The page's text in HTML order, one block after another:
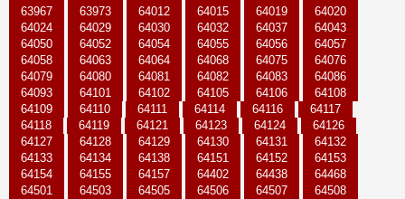
63967
63973 64012 64015 64019
64020
64024
64029 64030 64032 64037
64043
64050
64052 64054 64055 64056
64057
64058
64063 64064 64068 64075
64076
64079
64080 64081 64082 64083
64086
64093
64101 64102 64105 64106
64108
64109
64110 64111 64114 64116
64117
64118
64119 64121 64123 64124
64126
64127
64128 64129 64130 64131
64132
64133
64134 64138 64151 64152
64153
64154
64155 64157 64402 64438
64468
64501
64503 64505 64506 64507
64508